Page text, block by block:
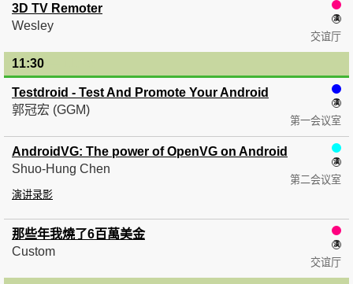
3D TV Remoter
交谊厅
Wesley
11:30
Testdroid - Test And Promote Your Android
第一会议室
郭冠宏 (GGM)
AndroidVG: The power of OpenVG on Android
第二会议室
Shuo-Hung Chen
演讲录影
那些年我燒了6百萬美金
交谊厅
Custom